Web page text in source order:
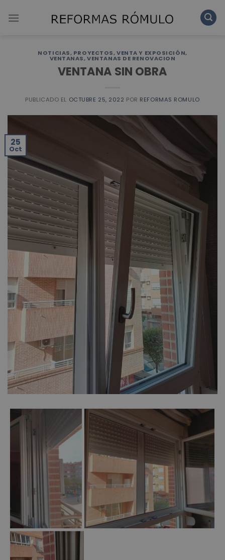
NOTICIAS, PROYECTOS,VENTA Y EXPOSICIÓN,
VENTANAS,VENTANAS DE RENOVACION
VENTANA SIN OBRA
PUBLICADO EL OCTUBRE 25, 2022 POR REFORMAS ROMULO
25
Oct